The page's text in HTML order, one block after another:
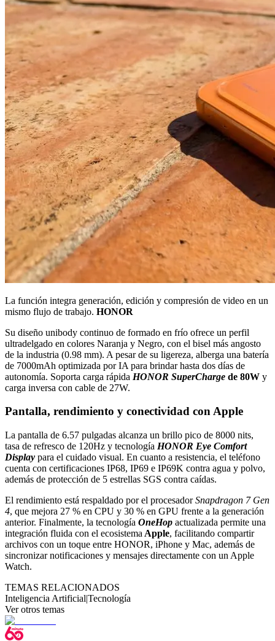
La función integra generación, edición y compresión de video en un
mismo flujo de trabajo. HONOR
Su diseño unibody continuo de formado en frío ofrece un perfil
ultradelgado en colores Naranja y Negro, con el bisel más angosto
de la industria (0.98 mm). A pesar de su ligereza, alberga una batería
de 7000mAh optimizada por IA para brindar hasta dos días de
autonomía. Soporta carga rápida HONOR SuperCharge de 80W y
carga inversa con cable de 27W.
Pantalla, rendimiento y conectividad con Apple
La pantalla de 6.57 pulgadas alcanza un brillo pico de 8000 nits,
tasa de refresco de 120Hz y tecnología HONOR Eye Comfort
Display para el cuidado visual. En cuanto a resistencia, el teléfono
cuenta con certificaciones IP68, IP69 e IP69K contra agua y polvo,
además de protección de 5 estrellas SGS contra caídas.
El rendimiento está respaldado por el procesadorSnapdragon 7 Gen
4, que mejora 27 % en CPU y 30 % en GPU frente a la generación
anterior. Finalmente, la tecnología OneHop actualizada permite una
integración fluida con el ecosistema Apple, facilitando compartir
archivos con un toque entre HONOR, iPhone y Mac, además de
sincronizar notificaciones y mensajes directamente con un Apple
Watch.
TEMAS RELACIONADOS
Inteligencia Artificial|Tecnología
Ver otros temas